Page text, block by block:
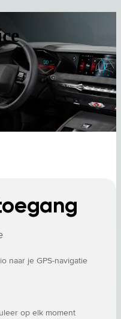
naar je GPS-navigatie
op elk moment